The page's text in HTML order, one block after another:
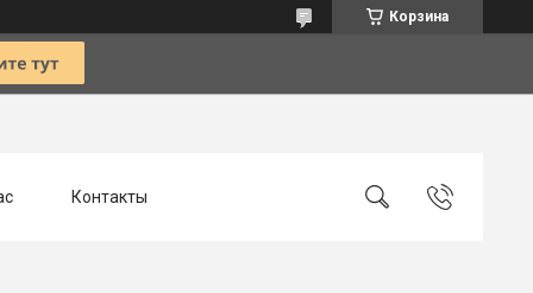
Корзина
Контакты